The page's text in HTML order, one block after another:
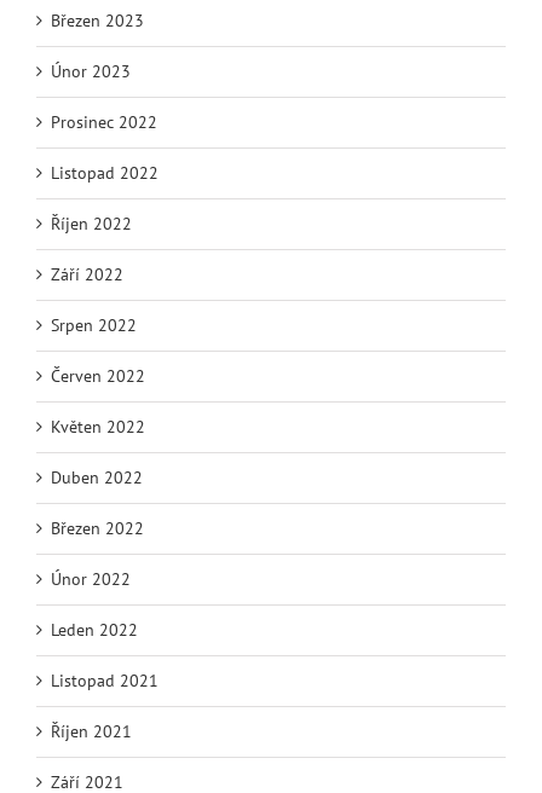
Březen 2023
Únor 2023
Prosinec 2022
Listopad 2022
Říjen 2022
Září 2022
Srpen 2022
Červen 2022
Květen 2022
Duben 2022
Březen 2022
Únor 2022
Leden 2022
Listopad 2021
Říjen 2021
Září 2021